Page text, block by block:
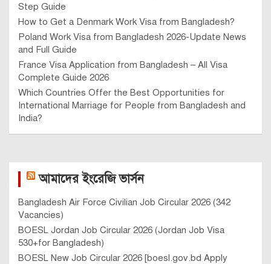
Step Guide
How to Get a Denmark Work Visa from Bangladesh?
Poland Work Visa from Bangladesh 2026-Update News
and Full Guide
France Visa Application from Bangladesh – All Visa
Complete Guide 2026
Which Countries Offer the Best Opportunities for
International Marriage for People from Bangladesh and
India?
আমাদের ইংরেজি ভার্সন
Bangladesh Air Force Civilian Job Circular 2026 (342
Vacancies)
BOESL Jordan Job Circular 2026 (Jordan Job Visa
530+for Bangladesh)
BOESL New Job Circular 2026 [boesl.gov.bd Apply